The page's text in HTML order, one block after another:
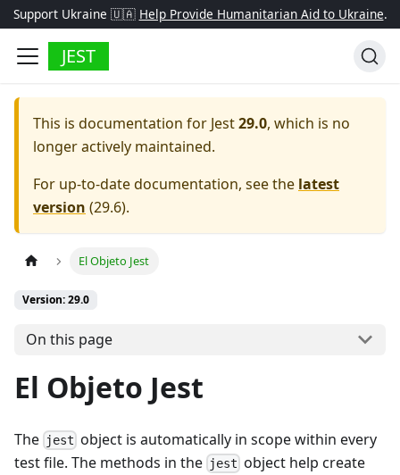
Support Ukraine 🇺🇦 Help Provide Humanitarian Aid to Ukraine.
JEST
This is documentation for Jest29.0, which is no
longer actively maintained.
For up-to-date documentation, see the latest
version (29.6).
El Objeto Jest
Version: 29.0
On this page
El Objeto Jest
The jest object is automatically in scope within every
test file. The methods in the jest object help create